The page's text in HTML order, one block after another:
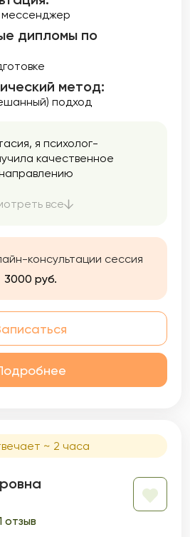
дипломы по
метод:
подход
я психолог-
качественное
продолжаю
психологических
все
консультации сессия
3000 руб.
~ 2 часа
отзыв